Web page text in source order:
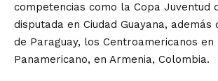
competencias como la Copa Juventud
disputada en Ciudad Guayana,
de Paraguay, los Centroamericanos en
Panamericano, en Armenia, Colombia.